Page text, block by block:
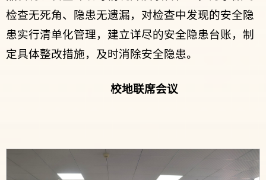
检查无死角、隐患无遗漏，对检查中发现的安全隐
患实行清单化管理，建立详尽的安全隐患台账，制
定具体整改措施，及时消除安全隐患。
校地联席会议